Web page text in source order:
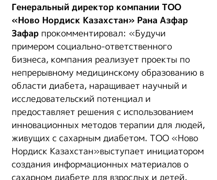
Генеральный директор компании ТОО
«Ново Нордиск Казахстан» Рана Азфар
Зафар прокомментировал: «Будучи
примером социально-ответственного
бизнеса, компания реализует проекты по
непрерывному медицинскому образованию в
области диабета, наращивает научный и
исследовательский потенциал и
предоставляет решения с использованием
инновационных методов терапии для людей,
живущих с сахарным диабетом. ТОО «Ново
Нордиск Казахстан»выступает инициатором
создания информационных материалов о
сахарном диабете для взрослых и детей,